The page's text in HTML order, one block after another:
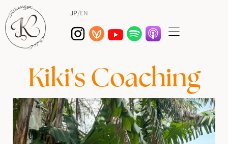
JP/EN
Kiki's Coaching